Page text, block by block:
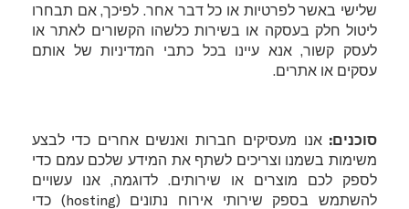
שלישי באשר לפרטיות או כל דבר אחר. לפיכך, אם תבחרו
ליטול חלק בעסקה או בשירות כלשהו הקשורים לאתר או
לעסק קשור, אנא עיינו בכל כתבי המדיניות של אותם
עסקים או אתרים.
סוכנים: אנו מעסיקים חברות ואנשים אחרים כדי לבצע
משימות בשמנו וצריכים לשתף את המידע שלכם עמם כדי
לספק לכם מוצרים או שירותים. לדוגמה, אנו עשויים
להשתמש בספק שירותי אירוח נתונים (hosting) כדי